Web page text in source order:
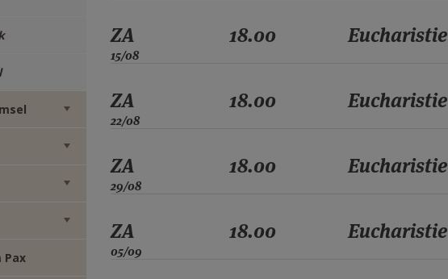
Pax
ZA
15/08
18.00 Eucharistie
ZA
22/08
18.00 Eucharistie
ZA
29/08
18.00 Eucharistie
ZA
05/09
18.00 Eucharistie